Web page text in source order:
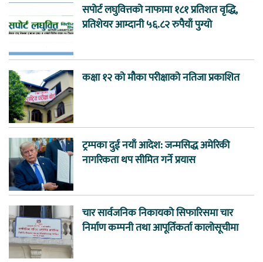
सपोर्ट लघुवित्तको नाफामा १८१ प्रतिशत वृद्धि,
प्रतिशेयर आम्दानी ५६.८२ रुपैयाँ पुग्यो
कक्षा १२ को मौका परीक्षाको नतिजा प्रकाशित
ट्रम्पका दुई नयाँ आदेश: जन्मसिद्ध अमेरिकी
नागरिकता थप सीमित गर्ने प्रयास
चार सार्वजनिक निकायको सिफारिसमा चार
निर्माण कम्पनी तथा आपूर्तिकर्ता कालोसूचीमा